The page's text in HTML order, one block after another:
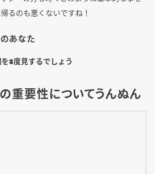
るのも悪くないですね！
あなた
3度見するでしょう
重要性についてうんぬん